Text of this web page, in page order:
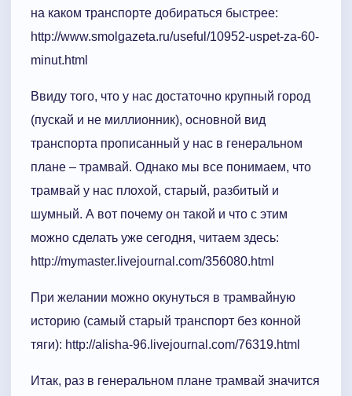
на каком транспорте добираться быстрее:
http://www.smolgazeta.ru/useful/10952-uspet-za-60-
minut.html
Ввиду того, что у нас достаточно крупный город
(пускай и не миллионник), основной вид
транспорта прописанный у нас в генеральном
плане – трамвай. Однако мы все понимаем, что
трамвай у нас плохой, старый, разбитый и
шумный. А вот почему он такой и что с этим
можно сделать уже сегодня, читаем здесь:
http://mymaster.livejournal.com/356080.html
При желании можно окунуться в трамвайную
историю (самый старый транспорт без конной
тяги): http://alisha-96.livejournal.com/76319.html
Итак, раз в генеральном плане трамвай значится